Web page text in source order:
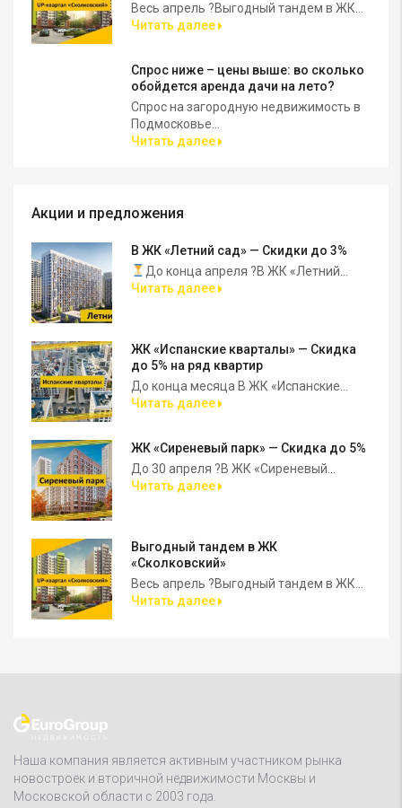
Весь апрель ?Выгодный тандем в ЖК...
Читать далее
Спрос ниже – цены выше: во сколько
обойдется аренда дачи на лето?
Спрос на загородную недвижимость в
Подмосковье...
Читать далее
Акции и предложения
В ЖК «Летний сад» — Скидки до 3%
До конца апреля ?В ЖК «Летний...
Читать далее
ЖК «Испанские кварталы» — Скидка
до 5% на ряд квартир
До конца месяца В ЖК «Испанские...
Читать далее
ЖК «Сиреневый парк» — Скидка до 5%
До 30 апреля ?В ЖК «Сиреневый...
Читать далее
Выгодный тандем в ЖК
«Сколковский»
Весь апрель ?Выгодный тандем в ЖК...
Читать далее
Наша компания является активным участником рынка
новостроек и вторичной недвижимости Москвы и
Московской области с 2003 года.